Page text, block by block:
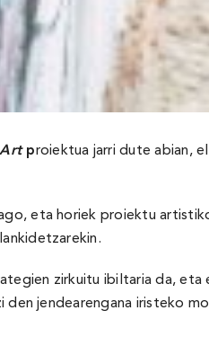
Art proiektua jarri dute abian,
eta horiek proiektu
zirkuitu ibiltaria da,
jendearengana iristeko